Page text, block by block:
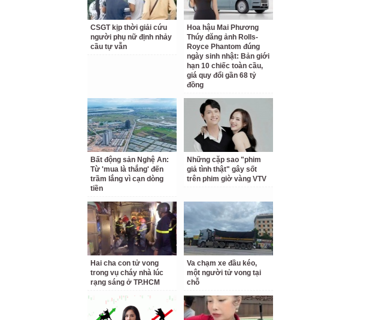
CSGT kịp thời giải cứu
người phụ nữ định nhảy
cầu tự vẫn
Hoa hậu Mai Phương
Thúy đăng ảnh Rolls-
Royce Phantom đúng
ngày sinh nhật: Bản giới
hạn 10 chiếc toàn cầu,
giá quy đổi gần 68 tỷ
đồng
Bất động sản Nghệ An:
Từ 'mua là thắng' đến
trầm lắng vì cạn dòng
tiền
Những cặp sao "phim
giả tình thật" gây sốt
trên phim giờ vàng VTV
Hai cha con tử vong
trong vụ cháy nhà lúc
rạng sáng ở TP.HCM
Va chạm xe đầu kéo,
một người tử vong tại
chỗ